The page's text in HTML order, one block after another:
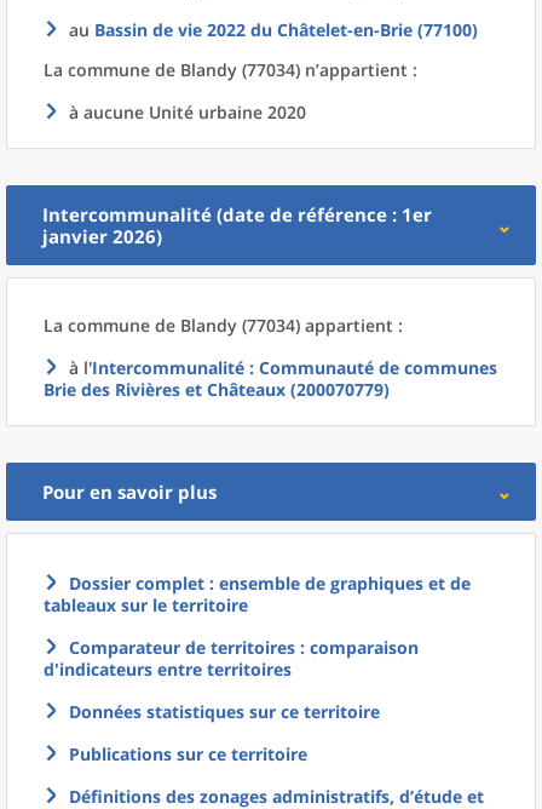
au Bassin de vie 2022 du Châtelet-en-Brie (77100)
La commune de Blandy (77034) n’appartient :
à aucune Unité urbaine 2020
Intercommunalité (date de référence : 1er
janvier 2026)
La commune de Blandy (77034) appartient :
à l'Intercommunalité : Communauté de communes
Brie des Rivières et Châteaux (200070779)
Pour en savoir plus
Dossier complet : ensemble de graphiques et de
tableaux sur le territoire
Comparateur de territoires : comparaison
d'indicateurs entre territoires
Données statistiques sur ce territoire
Publications sur ce territoire
Définitions des zonages administratifs, d’étude et